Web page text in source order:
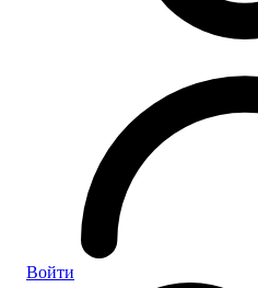
Войти